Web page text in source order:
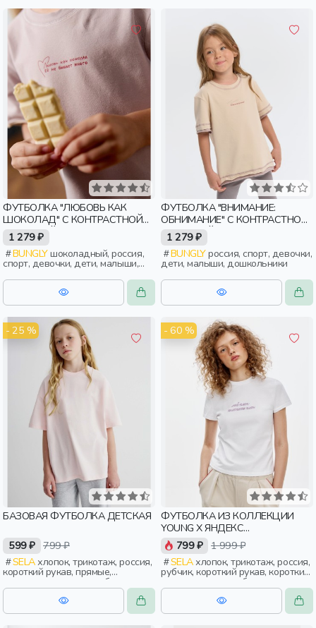
ФУТБОЛКА "ЛЮБОВЬ КАК
ШОКОЛАД" С КОНТРАСТНОЙ
ОТДЕЛКОЙ
1 279 ₽
BUNGLYшоколадный, россия,
спорт, девочки, дети, малыши,
дошкольники
ФУТБОЛКА "ВНИМАНИЕ:
ОБНИМАНИЕ" С КОНТРАСТНОЙ
ОТДЕЛКОЙ
1 279 ₽
BUNGLYроссия, спорт, девочки,
дети, малыши, дошкольники
- 25 %
БАЗОВАЯ ФУТБОЛКА ДЕТСКАЯ
599 ₽ 799 ₽
SELAхлопок, трикотаж, россия,
короткий рукав, прямые,
короткие, однотон, свободные,
вырез, круглый вырез, девочки,
- 60 %
ФУТБОЛКА ИЗ КОЛЛЕКЦИИ
YOUNG X ЯНДЕКС
ПУТЕШЕСТВИЯ
799 ₽ 1 999 ₽
SELAхлопок, трикотаж, россия,
рубчик, короткий рукав, короткие,
прилегающие, свободные, принт,
вырез, круглый вырез, девочки,
дети, старшеклассники